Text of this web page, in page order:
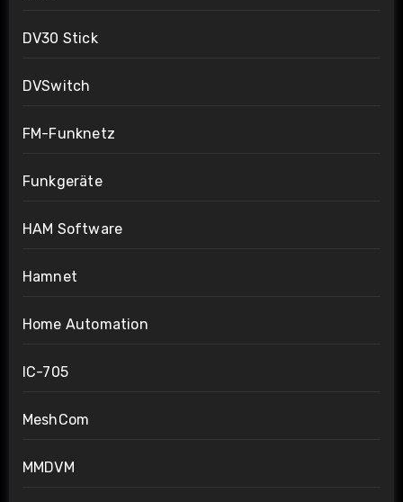
DV30 Stick
DVSwitch
FM-Funknetz
Funkgeräte
HAM Software
Hamnet
Home Automation
IC-705
MeshCom
MMDVM